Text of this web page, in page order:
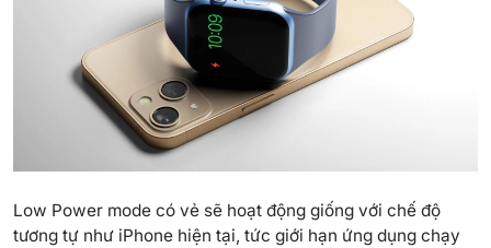
Low Power mode có vẻ sẽ hoạt động giống với chế độ
tương tự như iPhone hiện tại, tức giới hạn ứng dụng chạy